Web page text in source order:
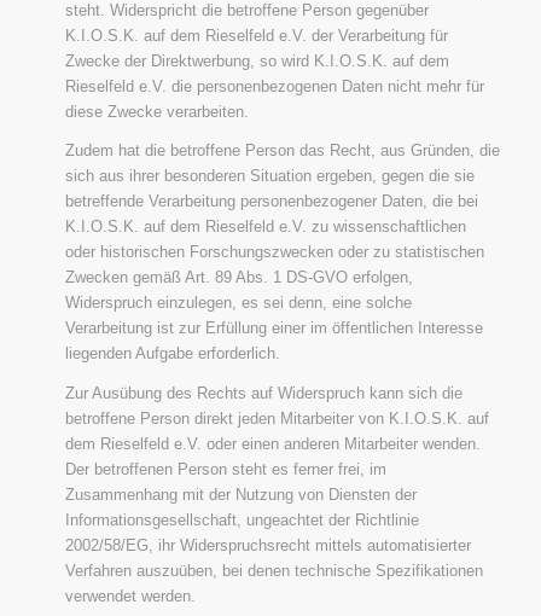
steht. Widerspricht die betroffene Person gegenüber
K.I.O.S.K. auf dem Rieselfeld e.V. der Verarbeitung für
Zwecke der Direktwerbung, so wird K.I.O.S.K. auf dem
Rieselfeld e.V. die personenbezogenen Daten nicht mehr für
diese Zwecke verarbeiten.
Zudem hat die betroffene Person das Recht, aus Gründen, die
sich aus ihrer besonderen Situation ergeben, gegen die sie
betreffende Verarbeitung personenbezogener Daten, die bei
K.I.O.S.K. auf dem Rieselfeld e.V. zu wissenschaftlichen
oder historischen Forschungszwecken oder zu statistischen
Zwecken gemäß Art. 89 Abs. 1 DS-GVO erfolgen,
Widerspruch einzulegen, es sei denn, eine solche
Verarbeitung ist zur Erfüllung einer im öffentlichen Interesse
liegenden Aufgabe erforderlich.
Zur Ausübung des Rechts auf Widerspruch kann sich die
betroffene Person direkt jeden Mitarbeiter von K.I.O.S.K. auf
dem Rieselfeld e.V. oder einen anderen Mitarbeiter wenden.
Der betroffenen Person steht es ferner frei, im
Zusammenhang mit der Nutzung von Diensten der
Informationsgesellschaft, ungeachtet der Richtlinie
2002/58/EG, ihr Widerspruchsrecht mittels automatisierter
Verfahren auszuüben, bei denen technische Spezifikationen
verwendet werden.